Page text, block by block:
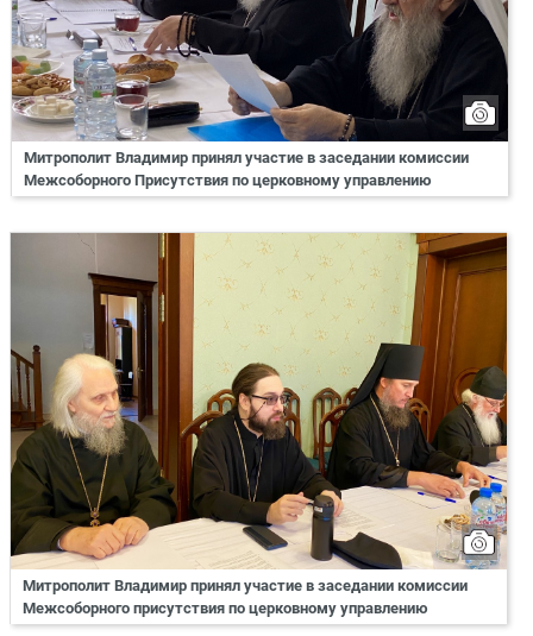
Митрополит Владимир принял участие в заседании комиссии
Межсоборного Присутствия по церковному управлению
Митрополит Владимир принял участие в заседании комиссии
Межсоборного присутствия по церковному управлению